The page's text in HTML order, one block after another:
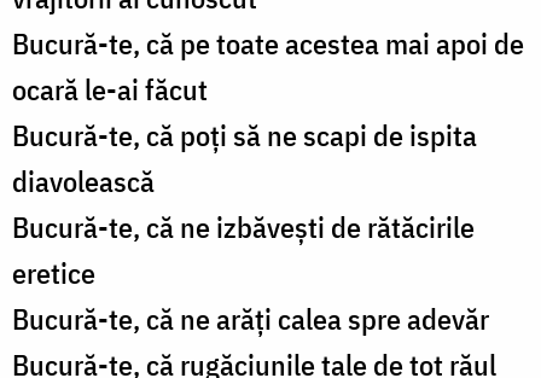
Bucură-te, că pe toate acestea mai apoi de
ocară le-ai făcut
Bucură-te, că poți să ne scapi de ispita
diavolească
Bucură-te, că ne izbăvești de rătăcirile
eretice
Bucură-te, că ne arăți calea spre adevăr
Bucură-te, că rugăciunile tale de tot răul